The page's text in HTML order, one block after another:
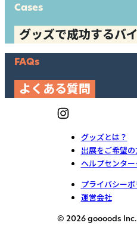
Cases
グッズで成功するバ
FAQs
よくある質問
グッズとは？
出展をご希望
ヘルプセンター
プライバシー
運営会社
© 2026 goooods